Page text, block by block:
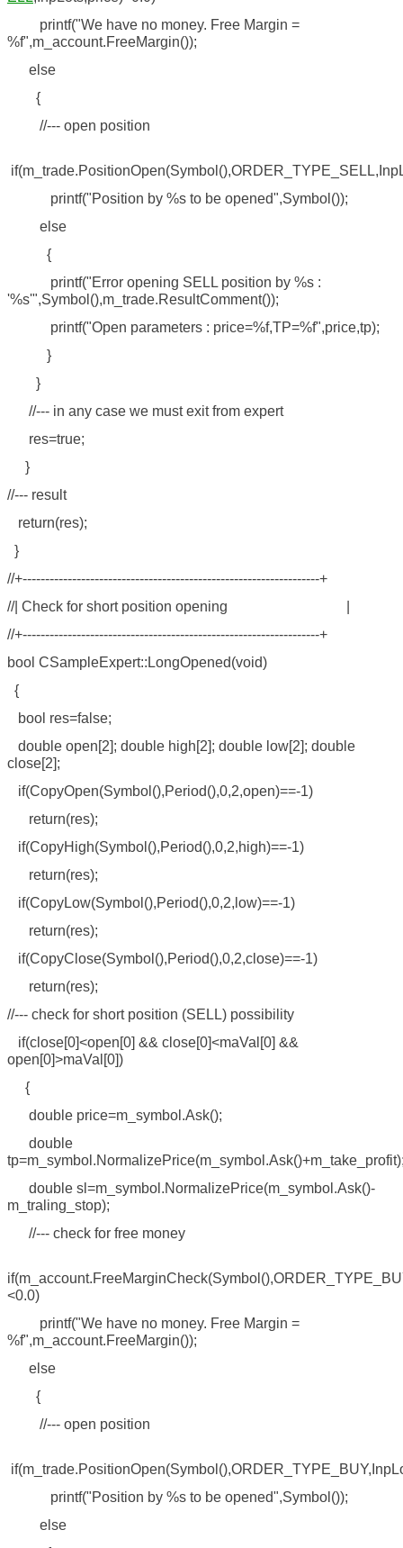
printf("We have no money. Free Margin =
%f",m_account.FreeMargin());
else
{
//--- open position
printf("Position by %s to be opened",Symbol());
else
{
printf("Error opening SELL position by %s :
'%s'",Symbol(),m_trade.ResultComment());
printf("Open parameters : price=%f,TP=%f",price,tp);
}
}
//--- in any case we must exit from expert
res=true;
}
//--- result
return(res);
}
//+------------------------------------------------------------------+
//| Check for short position opening |
//+------------------------------------------------------------------+
bool CSampleExpert::LongOpened(void)
{
bool res=false;
double open[2]; double high[2]; double low[2]; double
close[2];
if(CopyOpen(Symbol(),Period(),0,2,open)==-1)
return(res);
if(CopyHigh(Symbol(),Period(),0,2,high)==-1)
return(res);
if(CopyLow(Symbol(),Period(),0,2,low)==-1)
return(res);
if(CopyClose(Symbol(),Period(),0,2,close)==-1)
return(res);
//--- check for short position (SELL) possibility
if(close[0]<open[0] && close[0]<maVal[0] &&
open[0]>maVal[0])
{
double price=m_symbol.Ask();
double
double sl=m_symbol.NormalizePrice(m_symbol.Ask()-
m_traling_stop);
//--- check for free money
<0.0)
printf("We have no money. Free Margin =
%f",m_account.FreeMargin());
else
{
//--- open position
printf("Position by %s to be opened",Symbol());
else